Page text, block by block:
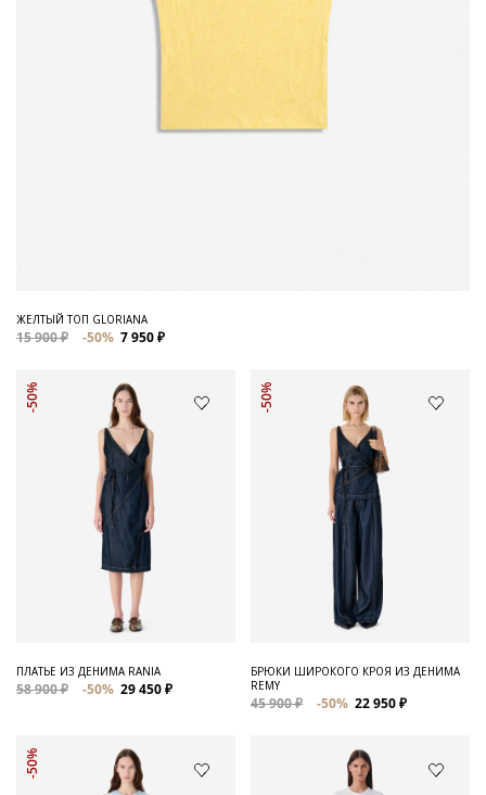
ЖЕЛТЫЙ ТОП GLORIANA
15 900 ₽ -50% 7 950 ₽
-50%
ПЛАТЬЕ ИЗ ДЕНИМА RANIA
58 900 ₽ -50% 29 450 ₽
-50%
БРЮКИ ШИРОКОГО КРОЯ ИЗ ДЕНИМА
REMY
45 900 ₽ -50% 22 950 ₽
-50%